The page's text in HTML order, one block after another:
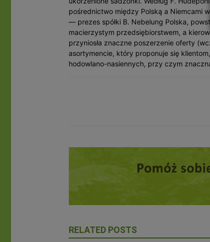
pośrednictwo między Polską a Niemcami
— prezes spółki B. Nebelung Polska,
macierzystym przedsiębiorstwem, a
przyniosła znaczne poszerzenie oferty
asortymencie, który proponuje się
hodowlano-nasiennych, przy czym
RELATED POSTS